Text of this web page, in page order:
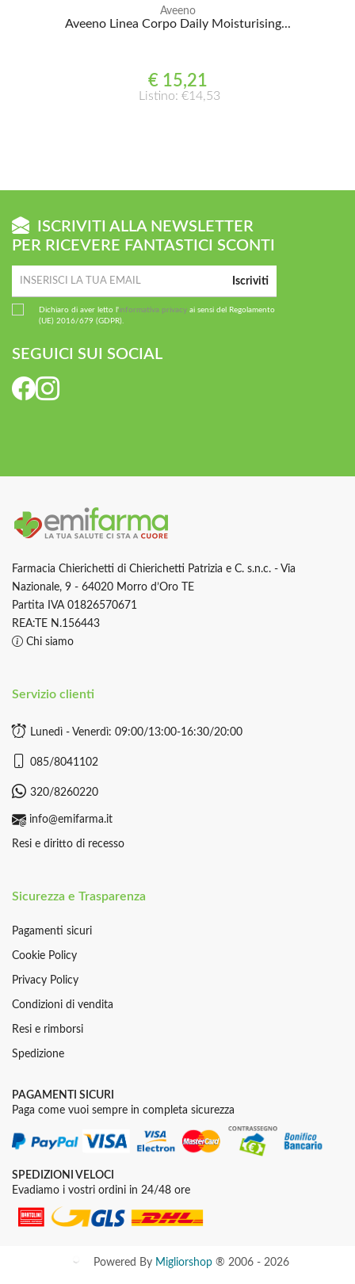
Aveeno
Aveeno Linea Corpo Daily Moisturising...
€ 15,21
Listino: €14,53
ISCRIVITI ALLA NEWSLETTER
PER RICEVERE FANTASTICI SCONTI
Iscriviti
Dichiaro di aver letto l'informativa privacy ai sensi del Regolamento
(UE) 2016/679 (GDPR).
SEGUICI SUI SOCIAL
Farmacia Chierichetti di Chierichetti Patrizia e C. s.n.c. - Via
Nazionale, 9 - 64020 Morro d’Oro TE
Partita IVA 01826570671
REA:TE N.156443
Chi siamo
Servizio clienti
Lunedì - Venerdì: 09:00/13:00-16:30/20:00
085/8041102
320/8260220
info@emifarma.it
Resi e diritto di recesso
Sicurezza e Trasparenza
Pagamenti sicuri
Cookie Policy
Privacy Policy
Condizioni di vendita
Resi e rimborsi
Spedizione
PAGAMENTI SICURI
Paga come vuoi sempre in completa sicurezza
SPEDIZIONI VELOCI
Evadiamo i vostri ordini in 24/48 ore
Powered By Migliorshop® 2006 - 2026